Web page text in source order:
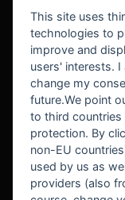
BEKANNT AUS
This site uses
technologies to
improve and
users' interests.
change my
future.We point
to third countries
protection. By
non-EU
used by us as
providers (also